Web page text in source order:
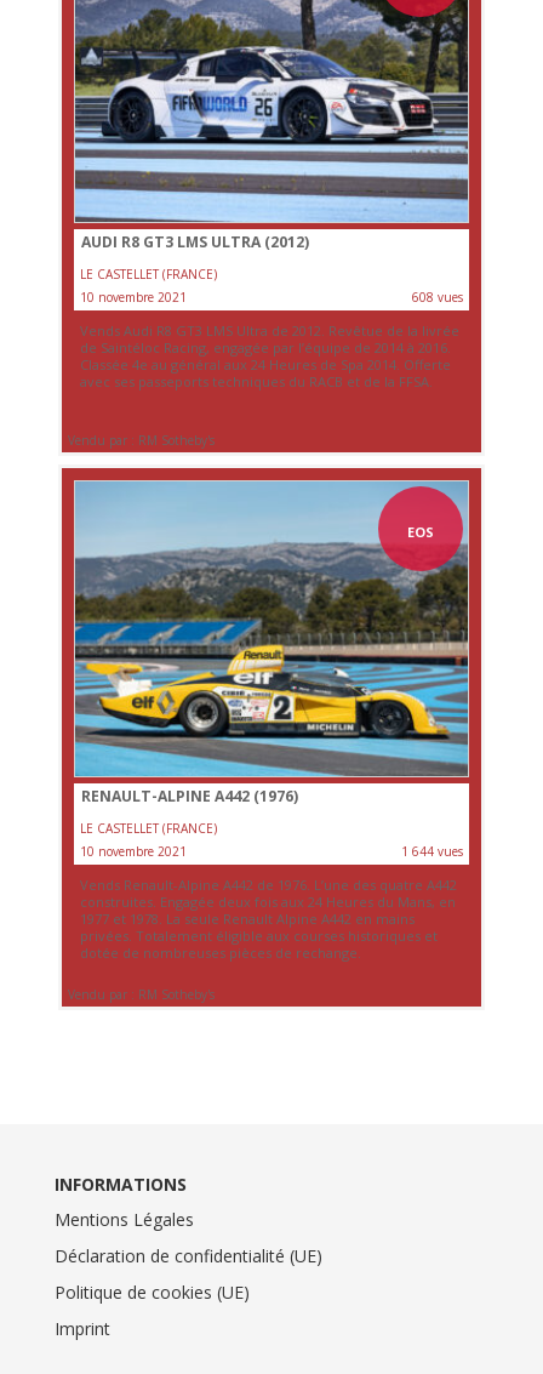
AUDI R8 GT3 LMS ULTRA (2012)
LE CASTELLET (FRANCE)
10 novembre 2021
608 vues
Vends Audi R8 GT3 LMS Ultra de 2012. Revêtue de la livrée
de Saintéloc Racing, engagée par l’équipe de 2014 à 2016.
Classée 4e au général aux 24 Heures de Spa 2014. Offerte
avec ses passeports techniques du RACB et de la FFSA.
Vendu par : RM Sotheby's
EOS
RENAULT-ALPINE A442 (1976)
LE CASTELLET (FRANCE)
10 novembre 2021
1 644 vues
Vends Renault-Alpine A442 de 1976. L’une des quatre A442
construites. Engagée deux fois aux 24 Heures du Mans, en
1977 et 1978. La seule Renault Alpine A442 en mains
privées. Totalement éligible aux courses historiques et
dotée de nombreuses pièces de rechange.
Vendu par : RM Sotheby's
INFORMATIONS
Mentions Légales
Déclaration de confidentialité (UE)
Politique de cookies (UE)
Imprint